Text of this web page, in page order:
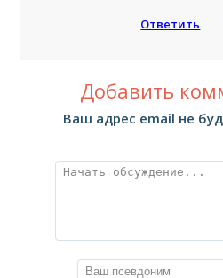
Ответить
Добавить
Ваш адрес email не